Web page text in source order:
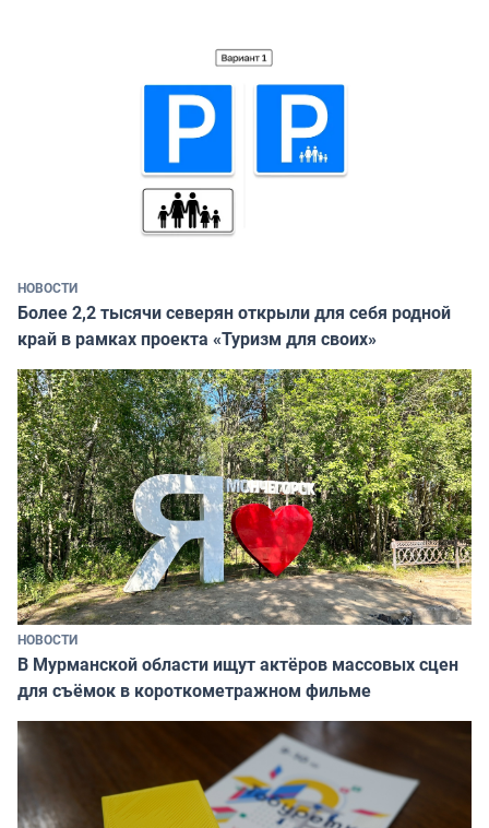
НОВОСТИ
Более 2,2 тысячи северян открыли для себя родной
край в рамках проекта «Туризм для своих»
НОВОСТИ
В Мурманской области ищут актёров массовых сцен
для съёмок в короткометражном фильме